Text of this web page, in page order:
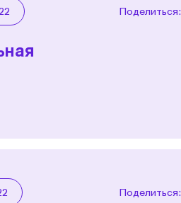
Поделиться:
Поделиться: